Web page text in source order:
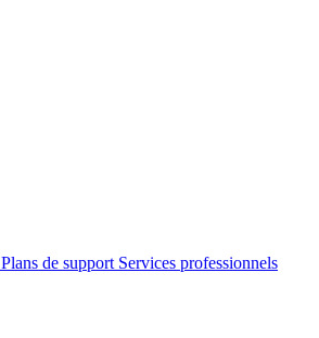
Plans de support Services professionnels